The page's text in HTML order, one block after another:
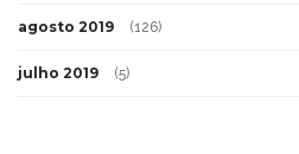
agosto 2019 (126)
julho 2019 (5)